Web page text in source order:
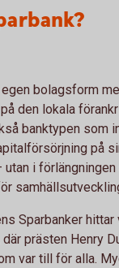
egen bolagsform
den lokala
banktypen som
på
i förlängningen
Sparbanker
prästen Henry
var till för alla.